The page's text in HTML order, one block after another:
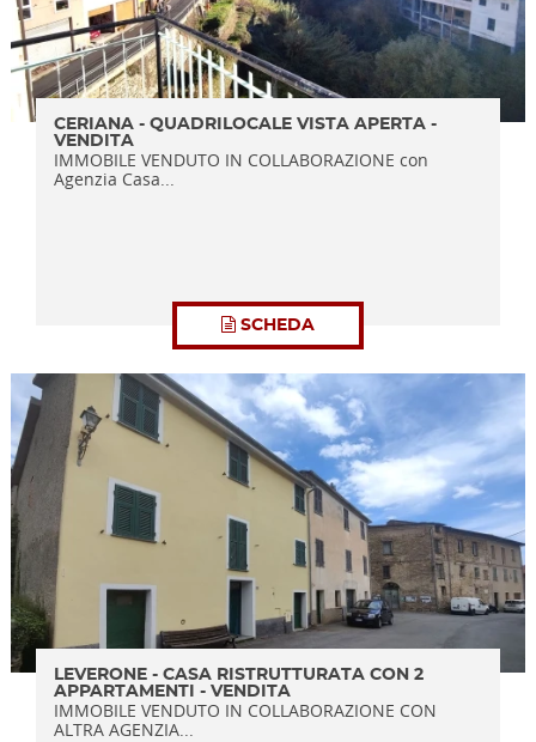
CERIANA - QUADRILOCALE VISTA APERTA -
VENDITA
IMMOBILE VENDUTO IN COLLABORAZIONE con
Agenzia Casa...
SCHEDA
LEVERONE - CASA RISTRUTTURATA CON 2
APPARTAMENTI - VENDITA
IMMOBILE VENDUTO IN COLLABORAZIONE CON
ALTRA AGENZIA...